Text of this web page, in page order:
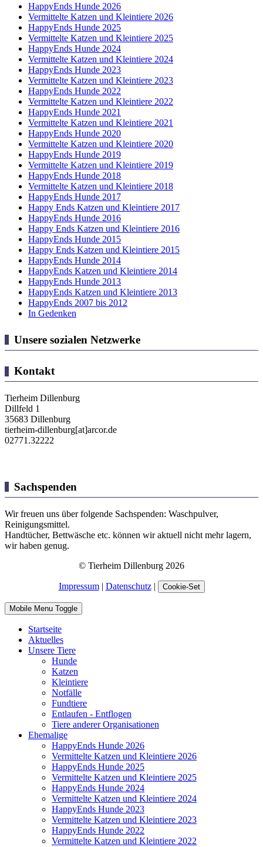
HappyEnds Hunde 2026
Vermittelte Katzen und Kleintiere 2026
HappyEnds Hunde 2025
Vermittelte Katzen und Kleintiere 2025
HappyEnds Hunde 2024
Vermittelte Katzen und Kleintiere 2024
HappyEnds Hunde 2023
Vermittelte Katzen und Kleintiere 2023
HappyEnds Hunde 2022
Vermittelte Katzen und Kleintiere 2022
HappyEnds Hunde 2021
Vermittelte Katzen und Kleintiere 2021
HappyEnds Hunde 2020
Vermittelte Katzen und Kleintiere 2020
HappyEnds Hunde 2019
Vermittelte Katzen und Kleintiere 2019
HappyEnds Hunde 2018
Vermittelte Katzen und Kleintiere 2018
HappyEnds Hunde 2017
Happy Ends Katzen und Kleintiere 2017
HappyEnds Hunde 2016
Happy Ends Katzen und Kleintiere 2016
HappyEnds Hunde 2015
Happy Ends Katzen und Kleintiere 2015
HappyEnds Hunde 2014
HappyEnds Katzen und Kleintiere 2014
HappyEnds Hunde 2013
HappyEnds Katzen und Kleintiere 2013
HappyEnds 2007 bis 2012
In Gedenken
Unsere sozialen Netzwerke
Kontakt
Tierheim Dillenburg
Dillfeld 1
35683 Dillenburg
tierheim-dillenburg[at]arcor.de
02771.32222
Sachspenden
Wir freuen uns über folgende Sachspenden: Waschpulver,
Reinigungsmittel.
Handtücher, Bettwäsche etc. können wir aktuell nicht mehr lagern,
wir haben genug.
© Tierheim Dillenburg 2026
Impressum| Datenschutz| Cookie-Set
Mobile Menu Toggle
Startseite
Aktuelles
Unsere Tiere
Hunde
Katzen
Kleintiere
Notfälle
Fundtiere
Entlaufen - Entflogen
Tiere anderer Organisationen
Ehemalige
HappyEnds Hunde 2026
Vermittelte Katzen und Kleintiere 2026
HappyEnds Hunde 2025
Vermittelte Katzen und Kleintiere 2025
HappyEnds Hunde 2024
Vermittelte Katzen und Kleintiere 2024
HappyEnds Hunde 2023
Vermittelte Katzen und Kleintiere 2023
HappyEnds Hunde 2022
Vermittelte Katzen und Kleintiere 2022